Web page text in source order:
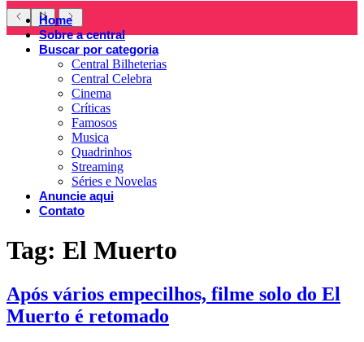
Home
Sobre a central
Buscar por categoria
Central Bilheterias
Central Celebra
Cinema
Críticas
Famosos
Musica
Quadrinhos
Streaming
Séries e Novelas
Anuncie aqui
Contato
Tag: El Muerto
Após vários empecilhos, filme solo do El
Muerto é retomado